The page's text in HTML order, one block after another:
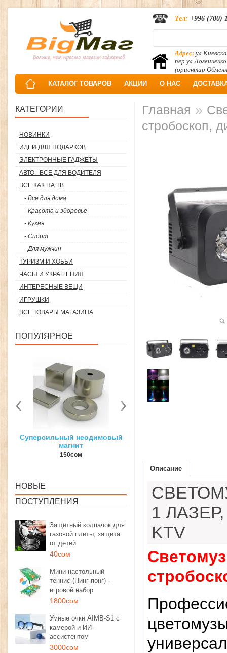
Адрес:
пер.ул.Логвиненко
(ориентир
Тел: +996 (700)
КАТАЛОГ ТОВАРОВ АКЦИИ О НАС
КАТЕГОРИИ
НОВИНКИ
ИДЕИ ДЛЯ ПОДАРКОВ
ЭЛЕКТРОННЫЕ ГАДЖЕТЫ
АВТО - ВСЕ ДЛЯ ВОДИТЕЛЯ
ВСЕ КАК НА ТВ
- Все для дома
- Красота и здоровье
- Кухня
- Спорт
- Для мужчин
ТУРИЗМ И ХОББИ
ЧАСЫ И УКРАШЕНИЯ
ИНТЕРЕСНЫЕ ВЕЩИ
ИГРУШКИ
ВСЕ ТОВАРЫ МАГАЗИНА
ПОПУЛЯРНОЕ
3D ручка для объемного
рисования
1350сом 1190сом
НОВЫЕ
ПОСТУПЛЕНИЯ
Защитный колпачок для
газовой плиты, защита
от детей
40сом
Мини настольный
теннис (Пинг-понг) -
игровой набор
1800сом
Умные очки AIMB-S1 с
камерой и ИИ-
ассистентом
3000сом
Главная »
стробоскоп,
Описание
1
KTV